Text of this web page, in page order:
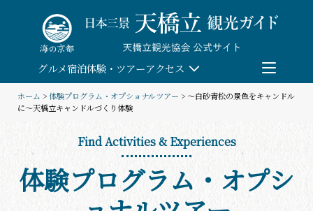
content
グルメ宿泊体験・ツアーアクセス
団体予約
教育/研修旅行
ホーム >体験プログラム・オプショナルツアー > ～白砂青松の景色をキャンドル
に～天橋立キャンドルづくり体験
Find Activities & Experiences
体験プログラム・オプシ